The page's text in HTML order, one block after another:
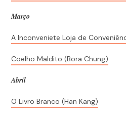
Março
A Inconveniete Loja de
Coelho Maldito (Bora Chung)
Abril
O Livro Branco (Han Kang)